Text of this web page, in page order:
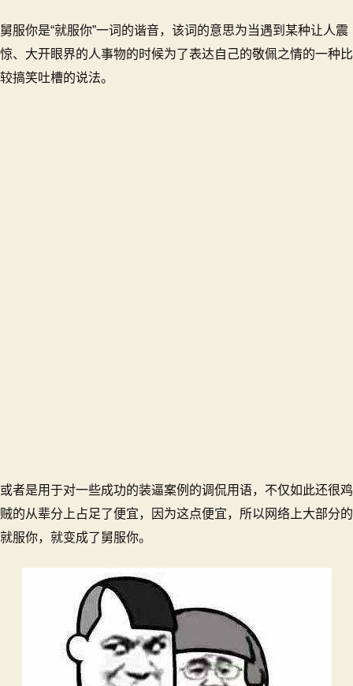
梗？
舅
舅服你是“就服你”一词的谐音，该词的意思为当遇到某种让人震
惊、大开眼界的人事物的时候为了表达自己的敬佩之情的一种比
较搞笑吐槽的说法。
或者是用于对一些成功的装逼案例的调侃用语，不仅如此还很鸡
贼的从辈分上占足了便宜，因为这点便宜，所以网络上大部分的
就服你，就变成了舅服你。